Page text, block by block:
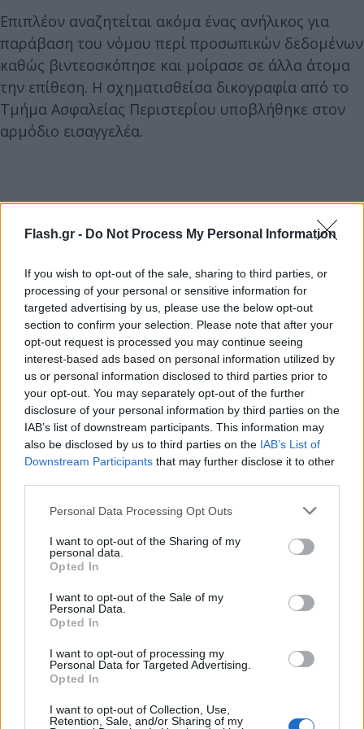
Flash.gr - Do Not Process My Personal Information
If you wish to opt-out of the sale, sharing to third parties, or
processing of your personal or sensitive information for
targeted advertising by us, please use the below opt-out
section to confirm your selection. Please note that after your
opt-out request is processed you may continue seeing
interest-based ads based on personal information utilized by
us or personal information disclosed to third parties prior to
your opt-out. You may separately opt-out of the further
disclosure of your personal information by third parties on the
IAB’s list of downstream participants. This information may
also be disclosed by us to third parties on the IAB’s List of
Downstream Participants that may further disclose it to other
Please note that this website/app uses one or more Google
not limited to your visit or usage behaviour. You may click to
grant or deny consent to Google and its third-party tags to
use your data for below specified purposes in below Google
consent section.
Personal Data Processing Opt Outs
I want to opt-out of the Sharing of my
personal data.
Opted In
I want to opt-out of the Sale of my
Personal Data.
Opted In
I want to opt-out of processing my
Personal Data for Targeted Advertising.
Opted In
I want to opt-out of Collection, Use,
Retention, Sale, and/or Sharing of my
Επιπλέον αναζητείται ακόμα ένας ανήλικος για
παράβαση του νόμου περί προσωπικών δεδομένων
καθώς βιντεοσκόπησε και μοίρασε σε άλλα άτομα
την επίθεση. Η σχηματισθείσα δικογραφία από το
Τμήμα Ασφαλείας Περιστερίου υποβλήθηκε στον
αρμόδιο εισαγγελέα.